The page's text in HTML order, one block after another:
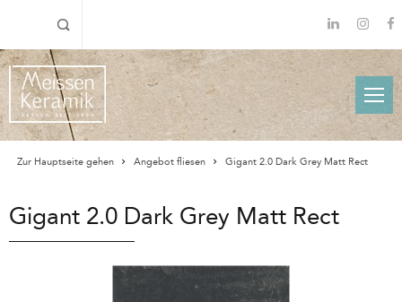
Zur Hauptseite gehen Angebot fliesen Gigant 2.0 Dark Grey Matt Rect
Gigant 2.0 Dark Grey Matt Rect